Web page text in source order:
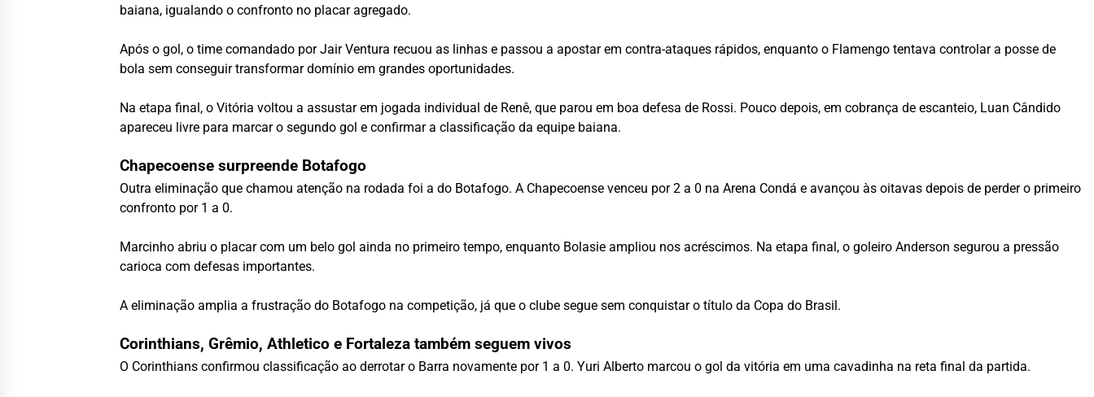
baiana, igualando o confronto no placar agregado.
Após o gol, o time comandado por Jair Ventura recuou as linhas e passou a apostar em contra-ataques rápidos, enquanto o Flamengo tentava controlar a posse de
bola sem conseguir transformar domínio em grandes oportunidades.
Na etapa final, o Vitória voltou a assustar em jogada individual de Renê, que parou em boa defesa de Rossi. Pouco depois, em cobrança de escanteio, Luan Cândido
apareceu livre para marcar o segundo gol e confirmar a classificação da equipe baiana.
Chapecoense surpreende Botafogo
Outra eliminação que chamou atenção na rodada foi a do Botafogo. A Chapecoense venceu por 2 a 0 na Arena Condá e avançou às oitavas depois de perder o primeiro
confronto por 1 a 0.
Marcinho abriu o placar com um belo gol ainda no primeiro tempo, enquanto Bolasie ampliou nos acréscimos. Na etapa final, o goleiro Anderson segurou a pressão
carioca com defesas importantes.
A eliminação amplia a frustração do Botafogo na competição, já que o clube segue sem conquistar o título da Copa do Brasil.
Corinthians, Grêmio, Athletico e Fortaleza também seguem vivos
O Corinthians confirmou classificação ao derrotar o Barra novamente por 1 a 0. Yuri Alberto marcou o gol da vitória em uma cavadinha na reta final da partida.